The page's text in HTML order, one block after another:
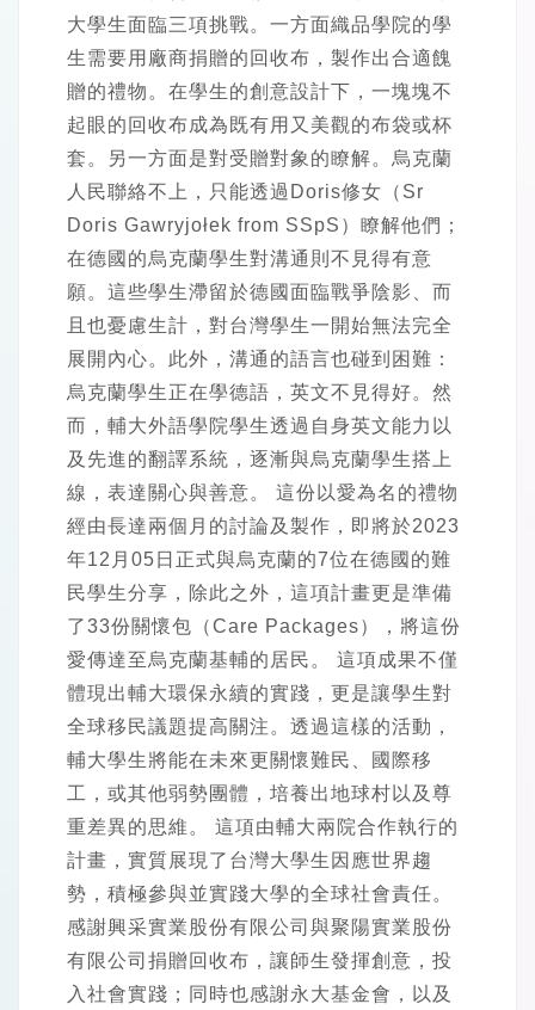
大學生面臨三項挑戰。一方面織品學院的學
生需要用廠商捐贈的回收布，製作出合適餽
贈的禮物。在學生的創意設計下，一塊塊不
起眼的回收布成為既有用又美觀的布袋或杯
套。另一方面是對受贈對象的瞭解。烏克蘭
人民聯絡不上，只能透過Doris修女（Sr
Doris Gawryjołek from SSpS）瞭解他們；
在德國的烏克蘭學生對溝通則不見得有意
願。這些學生滯留於德國面臨戰爭陰影、而
且也憂慮生計，對台灣學生一開始無法完全
展開內心。此外，溝通的語言也碰到困難：
烏克蘭學生正在學德語，英文不見得好。然
而，輔大外語學院學生透過自身英文能力以
及先進的翻譯系統，逐漸與烏克蘭學生搭上
線，表達關心與善意。 這份以愛為名的禮物
經由長達兩個月的討論及製作，即將於2023
年12月05日正式與烏克蘭的7位在德國的難
民學生分享，除此之外，這項計畫更是準備
了33份關懷包（Care Packages），將這份
愛傳達至烏克蘭基輔的居民。 這項成果不僅
體現出輔大環保永續的實踐，更是讓學生對
全球移民議題提高關注。透過這樣的活動，
輔大學生將能在未來更關懷難民、國際移
工，或其他弱勢團體，培養出地球村以及尊
重差異的思維。 這項由輔大兩院合作執行的
計畫，實質展現了台灣大學生因應世界趨
勢，積極參與並實踐大學的全球社會責任。
感謝興采實業股份有限公司與聚陽實業股份
有限公司捐贈回收布，讓師生發揮創意，投
入社會實踐；同時也感謝永大基金會，以及